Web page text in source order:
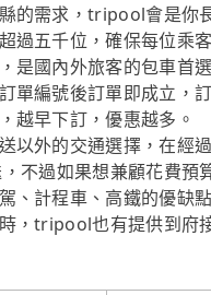
的需求，tripool會是你
過五千位，確保每位乘
是國內外旅客的包車首
單編號後訂單即成立，
越早下訂，優惠越多。
以外的交通選擇，在經
不過如果想兼顧花費預
、計程車、高鐵的優缺
，tripool也有提供到府